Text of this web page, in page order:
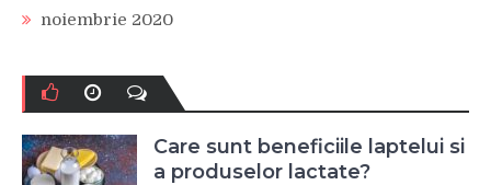
noiembrie 2020
Care sunt beneficiile laptelui si
a produselor lactate?